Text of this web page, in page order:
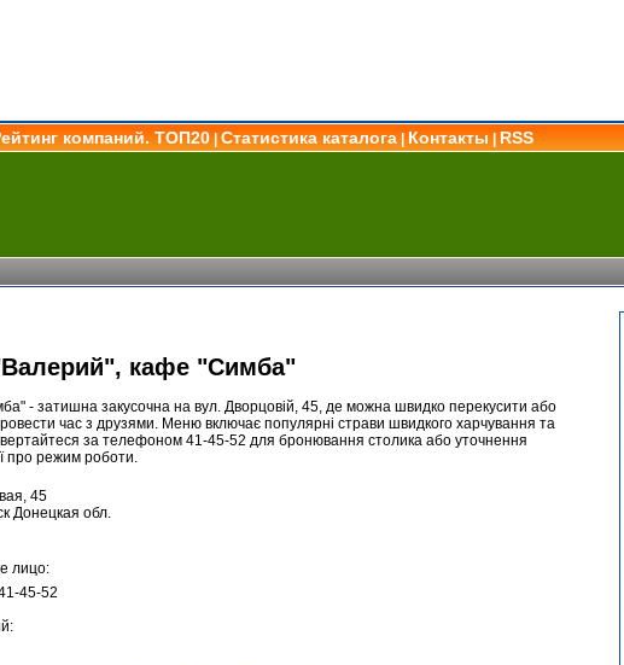
компаний. ТОП20 Статистика каталога Контакты
RSS
кафе "Симба"
- затишна закусочна на вул. Дворцовій, 45, де можна швидко перекусити або
час з друзями. Меню включає популярні страви швидкого харчування та
за телефоном 41-45-52 для бронювання столика або уточнення
про режим роботи.
45
Донецкая обл.
лицо:
45-52